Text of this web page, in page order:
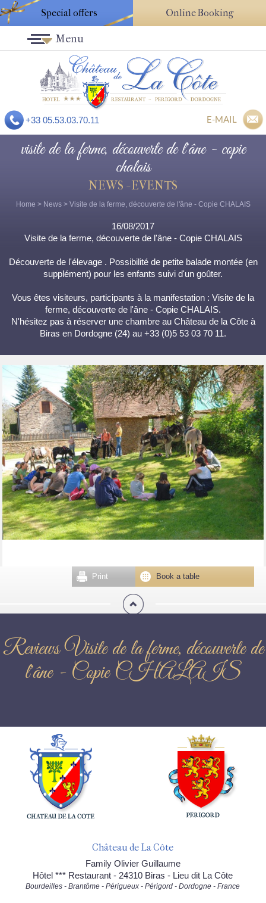
Special offers Online Booking
+33 05.53.03.70.11 E-MAIL
Menu
visite de la ferme, découverte de l'âne - copie
chalais
NEWS - EVENTS
Home > News> Visite de la ferme, découverte de l'âne - Copie CHALAIS
16/08/2017
Visite de la ferme, découverte de l'âne - Copie CHALAIS
Découverte de l'élevage . Possibilité de petite balade montée (en
supplément) pour les enfants suivi d'un goûter.
Vous êtes visiteurs, participants à la manifestation : Visite de la
ferme, découverte de l'âne - Copie CHALAIS.
N'hésitez pas à réserver une chambre au Château de la Côte à
Biras en Dordogne (24) au +33 (0)5 53 03 70 11.
Book a table
Print
Reviews Visite de la ferme, découverte de
l'âne - Copie CHALAIS
Château de La Côte
Family Olivier Guillaume
Hôtel *** Restaurant - 24310 Biras - Lieu dit La Côte
Bourdeilles - Brantôme - Périgueux - Périgord - Dordogne - France